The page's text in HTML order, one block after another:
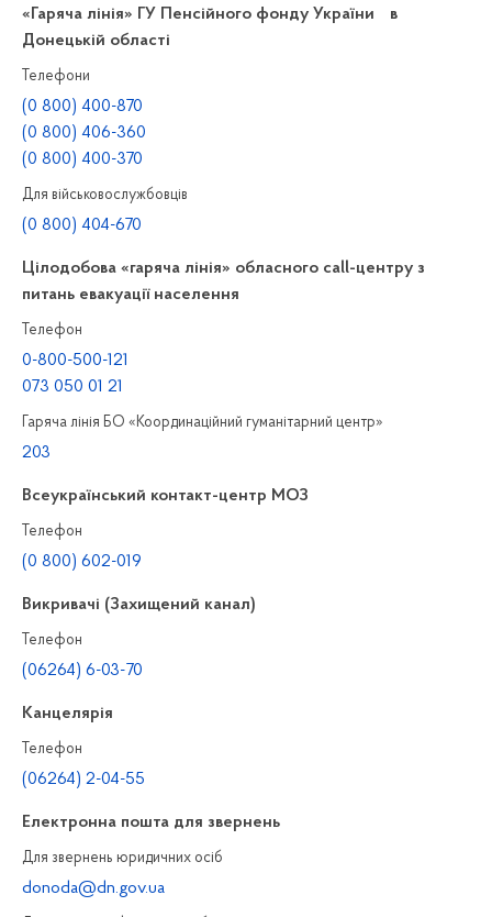
«Гаряча лінія» ГУ Пенсійного фонду України в
Донецькій області
Телефони
(0 800) 400-870
(0 800) 406-360
(0 800) 400-370
Для військовослужбовців
(0 800) 404-670
Цілодобова «гаряча лінія» обласного call-центру з
питань евакуації населення
Телефон
0-800-500-121
073 050 01 21
Гаряча лінія БО «Координаційний гуманітарний центр»
203
Всеукраїнський контакт-центр МОЗ
Телефон
(0 800) 602-019
Викривачі (Захищений канал)
Телефон
(06264) 6-03-70
Канцелярiя
Телефон
(06264) 2-04-55
Електронна пошта для звернень
Для звернень юридичних осiб
donoda@dn.gov.ua